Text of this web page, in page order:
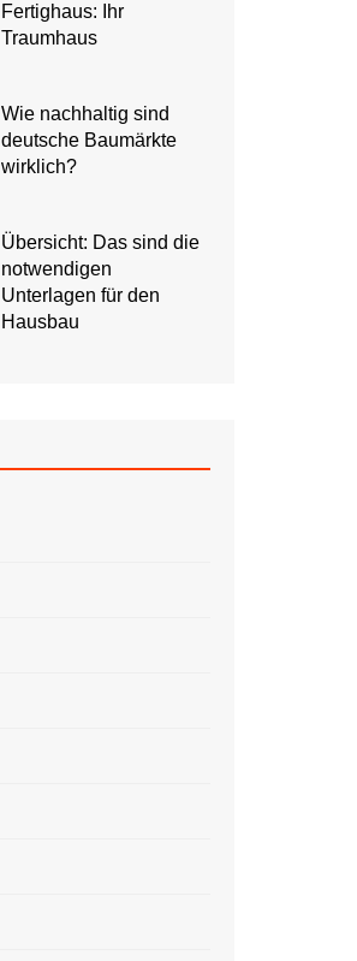
Fertighaus: Ihr
Traumhaus
Wie nachhaltig sind
deutsche Baumärkte
wirklich?
Übersicht: Das sind die
notwendigen
Unterlagen für den
Hausbau